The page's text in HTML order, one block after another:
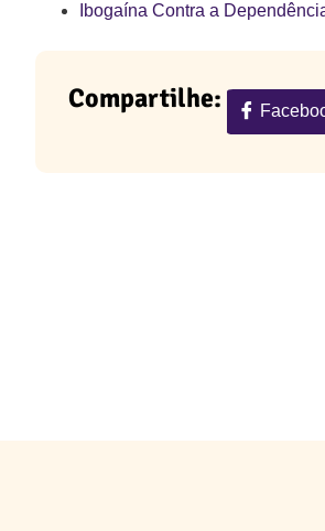
Ibogaína Contra a
Compartilhe: